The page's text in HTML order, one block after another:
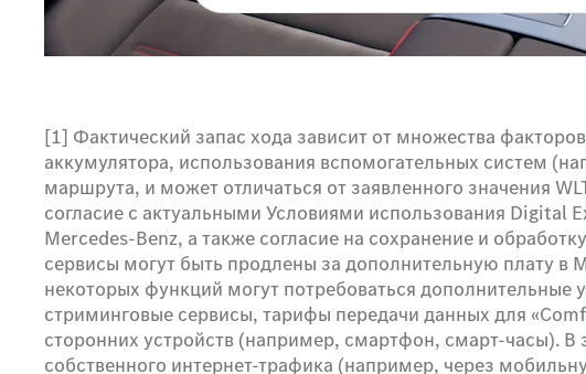
[1] Фактический запас хода зависит от множества
аккумулятора, использования вспомогательных систем
маршрута, и может отличаться от заявленного значения
согласие с актуальными Условиями использования Digital
Mercedes-Benz, а также согласие на сохранение и
сервисы могут быть продлены за дополнительную плату в
некоторых функций могут потребоваться
стриминговые сервисы, тарифы передачи данных для
сторонних устройств (например, смартфон, смарт-часы).
собственного интернет-трафика (например, через